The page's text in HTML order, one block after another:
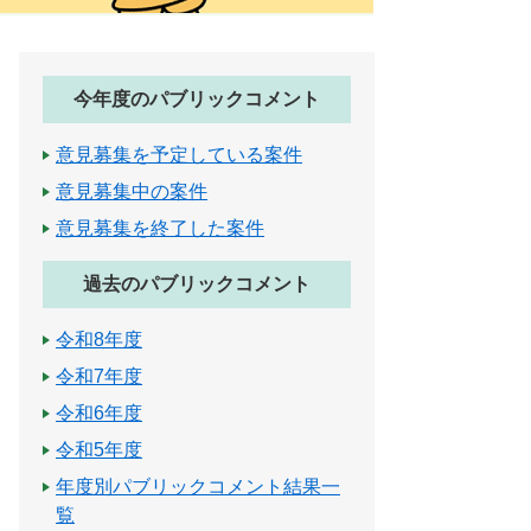
今年度のパブリックコメント
意見募集を予定している案件
意見募集中の案件
意見募集を終了した案件
過去のパブリックコメント
令和8年度
令和7年度
令和6年度
令和5年度
年度別パブリックコメント結果一
覧